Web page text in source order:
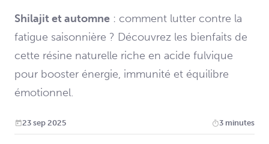
Shilajit et automne : comment lutter contre la
fatigue saisonnière ? Découvrez les bienfaits de
cette résine naturelle riche en acide fulvique
pour booster énergie, immunité et équilibre
émotionnel.
23 sep 2025 3 minutes